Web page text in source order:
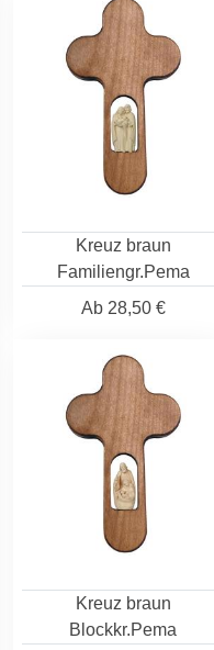
Kreuz braun
Familiengr.Pema
Ab28,50 €
Kreuz braun
Blockkr.Pema